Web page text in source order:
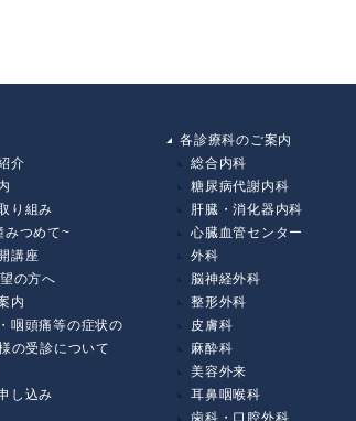
介
り組み
みつめて~
講座
の方へ
内
咽頭痛等の症状の
の受診について
し込み
各診療科のご案内
総合内科
糖尿病代謝内科
肝臓・消化器内科
心臓血管センター
外科
脳神経外科
整形外科
皮膚科
麻酔科
美容外来
耳鼻咽喉科
歯科・口腔外科